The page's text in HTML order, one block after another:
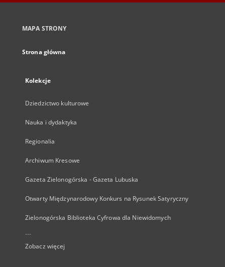
MAPA STRONY
Strona główna
Kolekcje
Dziedzictwo kulturowe
Nauka i dydaktyka
Regionalia
Archiwum Kresowe
Gazeta Zielonogórska - Gazeta Lubuska
Otwarty Międzynarodowy Konkurs na Rysunek Satyryczny
Zielonogórska Biblioteka Cyfrowa dla Niewidomych
...
Zobacz więcej